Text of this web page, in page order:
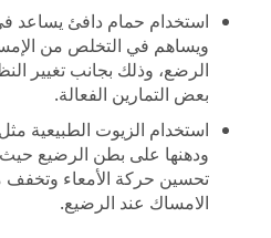
استخدام حمام دافئ يساعد
ويساهم في التخلص من
الرضع، وذلك بجانب تغيير
بعض التمارين الفعالة.
استخدام الزيوت الطبيعية
ودهنها على بطن الرضيع
تحسين حركة الأمعاء
الامساك عند الرضيع.